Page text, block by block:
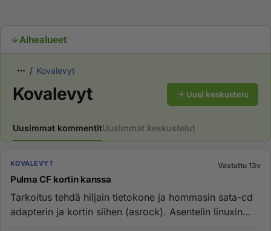
Aihealueet
Kovalevyt
Kovalevyt Uusi keskustelu
Uusimmat kommentitUusimmat keskustelut
KOVALEVYT Vastattu 13v
Pulma CF kortin kanssa
Tarkoitus tehdä hiljain tietokone ja hommasin sata-cd
adapterin ja kortin siihen (asrock). Asentelin linuxin